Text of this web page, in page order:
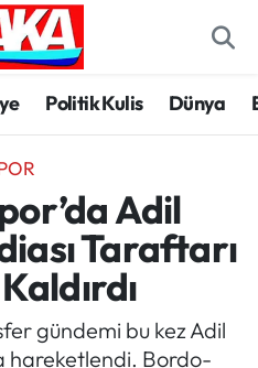
Politik Kulis Dünya
Adil
Taraftarı
gündemi bu kez Adil
hareketlendi. Bordo-
Haritası
ve Fikstür